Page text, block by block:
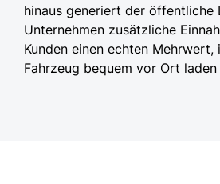
hinaus generiert der öffentliche
Unternehmen zusätzliche
Kunden einen echten Mehrwert,
Fahrzeug bequem vor Ort laden